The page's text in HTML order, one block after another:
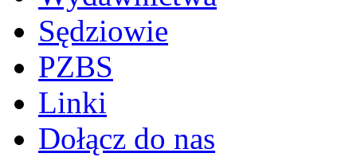
Sędziowie
PZBS
Linki
Dołącz do nas